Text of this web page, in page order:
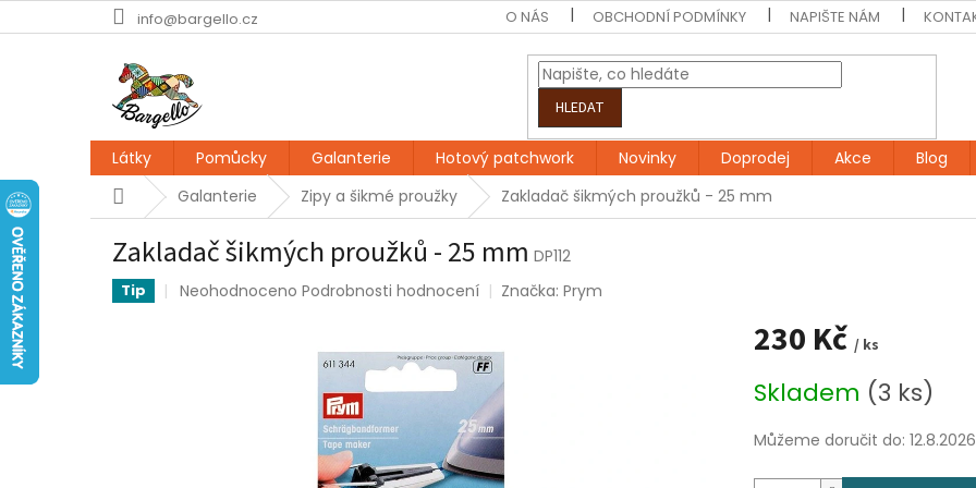
na
info@bargello.cz O NÁS OBCHODNÍ PODMÍNKY NAPIŠTE NÁM
HLEDAT
Látky Pomůcky Galanterie Hotový patchwork Novinky Doprodej Akce Blog
DomůGalanterie Zipy a šikmé proužky Zakladač šikmých proužků - 25 mm
Zakladač šikmých proužků - 25 mm DP112
Tip
Průměrné
Neohodnoceno Podrobnosti hodnocení Značka: Prym
230 Kč / ks
cena:
Skladem (3 ks)
Můžeme doručit do: 12.8.2026